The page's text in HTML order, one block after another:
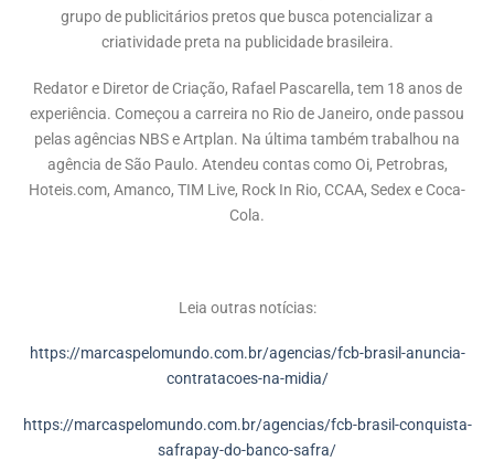
grupo de publicitários pretos que busca potencializar a
criatividade preta na publicidade brasileira.
Redator e Diretor de Criação, Rafael Pascarella, tem 18 anos de
experiência. Começou a carreira no Rio de Janeiro, onde passou
pelas agências NBS e Artplan. Na última também trabalhou na
agência de São Paulo. Atendeu contas como Oi, Petrobras,
Hoteis.com, Amanco, TIM Live, Rock In Rio, CCAA, Sedex e Coca-
Cola.
Leia outras notícias:
https://marcaspelomundo.com.br/agencias/fcb-brasil-anuncia-
contratacoes-na-midia/
https://marcaspelomundo.com.br/agencias/fcb-brasil-conquista-
safrapay-do-banco-safra/